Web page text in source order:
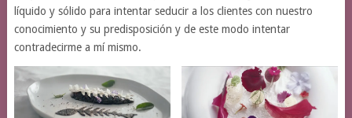
líquido y sólido para intentar seducir a los clientes con nuestro
conocimiento y su predisposición y de este modo intentar
contradecirme a mí mismo.